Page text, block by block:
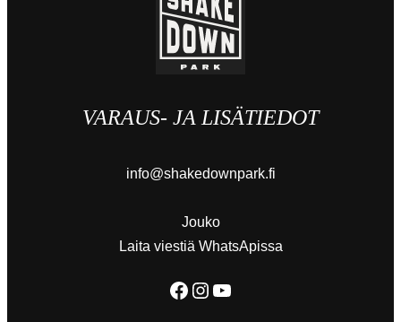
VARAUS- JA LISÄTIEDOT
info@shakedownpark.fi
Jouko
Laita viestiä WhatsApissa
Facebook
Instagram
YouTube